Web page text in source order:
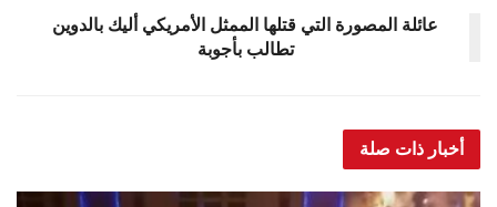
عائلة المصورة التي قتلها الممثل الأمريكي أليك بالدوين
تطالب بأجوبة
أخبار ذات صلة